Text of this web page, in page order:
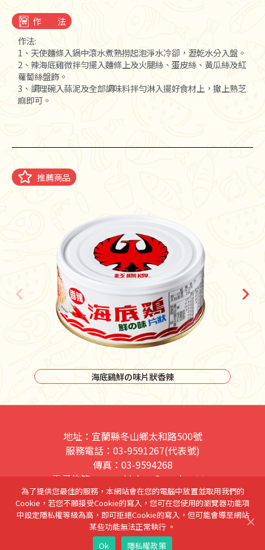
作 法
作法:
1、天使麵條入鍋中滾水煮熟撈起泡淨水冷卻，瀝乾水分入盤。
2、辣海底雞微拌勻擺入麵條上及火腿絲、蛋皮絲、黃瓜絲及紅
蘿蔔絲盤飾。
3、調理碗入蒜泥及全部調味料拌勻淋入擺好食材上，撒上熟芝
麻即可。
推薦商品
海底鷄香辣鮪魚片
地址：宜蘭縣冬山鄉太和路500號
服務電話：03-9591267(代表號)
傳真：03-9594268
電子信箱：sea_chicken@seed.net.tw
網站隱私權條款
活寶食品股份有限公司 榮譽出品
Copyright© 紅鷹牌海底雞 Corporation. All rights reserved.
為了提供您最佳的服務，本網站會在您的電腦中放置並取用我們的
Cookie，若您不願接受Cookie的寫入，您可在您使用的瀏覽器功能項
中設定隱私權等級為高，即可拒絕Cookie的寫入，但可能會導至網站
某些功能無法正常執行 。
Ok
隱私權政策